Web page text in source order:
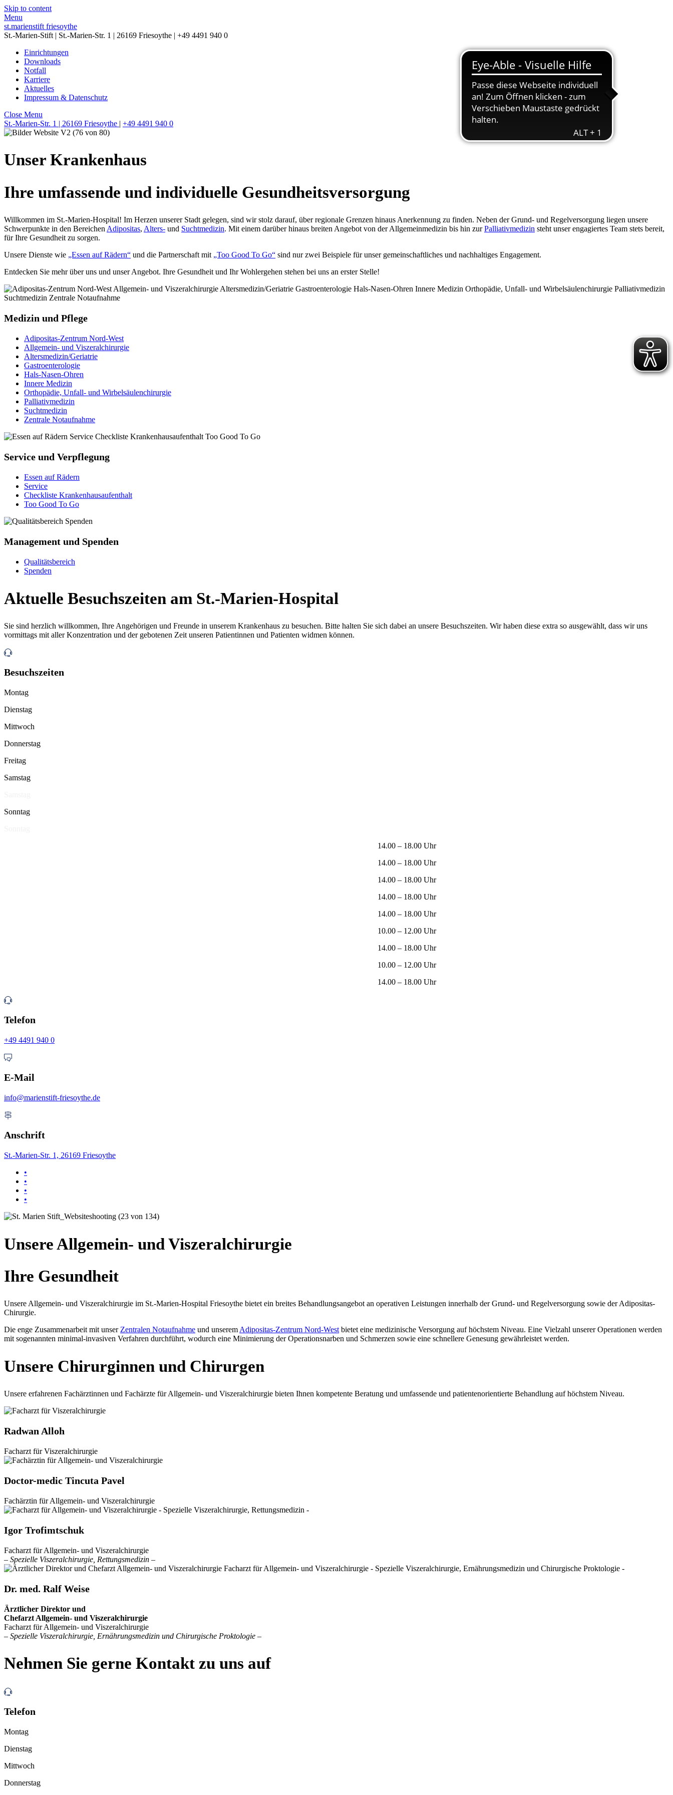
Skip to content
Menu
st.marienstift friesoythe
St.-Marien-Stift | St.-Marien-Str. 1 | 26169 Friesoythe | +49 4491 940 0
Einrichtungen
Downloads
Notfall
Karriere
Aktuelles
Impressum & Datenschutz
Close Menu
St.-Marien-Str. 1 | 26169 Friesoythe | +49 4491 940 0
Unser Krankenhaus
Ihre umfassende und individuelle Gesundheits­versorgung
Willkommen im St.-Marien-Hospital! Im Herzen unserer Stadt gelegen, sind wir stolz darauf, über regionale Grenzen hinaus Anerkennung zu finden. Neben der Grund- und Regelversorgung liegen unsere
Schwerpunkte in den Bereichen Adipositas, Alters- und Suchtmedizin. Mit einem darüber hinaus breiten Angebot von der Allgemeinmedizin bis hin zurPalliativmedizin steht unser engagiertes Team stets bereit,
für Ihre Gesundheit zu sorgen.
Unsere Dienste wie „Essen auf Rädern“ und die Partnerschaft mit „Too Good To Go“ sind nur zwei Beispiele für unser gemeinschaftliches und nachhaltiges Engagement.
Entdecken Sie mehr über uns und unser Angebot. Ihre Gesundheit und Ihr Wohlergehen stehen bei uns an erster Stelle!
Medizin und Pflege
Adipositas-Zentrum Nord-West
Allgemein- und Viszeralchirurgie
Altersmedizin/Geriatrie
Gastroenterologie
Hals-Nasen-Ohren
Innere Medizin
Orthopädie, Unfall- und Wirbelsäulenchirurgie
Palliativmedizin
Suchtmedizin
Zentrale Notaufnahme
Service und Verpflegung
Essen auf Rädern
Service
Checkliste Krankenhausaufenthalt
Too Good To Go
Management und Spenden
Qualitätsbereich
Spenden
Aktuelle Besuchszeiten am St.-Marien-Hospital
Sie sind herzlich willkommen, Ihre Angehörigen und Freunde in unserem Krankenhaus zu besuchen. Bitte halten Sie sich dabei an unsere Besuchszeiten. Wir haben diese extra so ausgewählt, dass wir uns
vormittags mit aller Konzentration und der gebotenen Zeit unseren Patientinnen und Patienten widmen können.
Besuchszeiten
Montag
Dienstag
Mittwoch
Donnerstag
Freitag
Samstag
Sonntag
14.00 – 18.00 Uhr
14.00 – 18.00 Uhr
14.00 – 18.00 Uhr
14.00 – 18.00 Uhr
14.00 – 18.00 Uhr
10.00 – 12.00 Uhr
14.00 – 18.00 Uhr
10.00 – 12.00 Uhr
14.00 – 18.00 Uhr
Telefon
+49 4491 940 0
E-Mail
info@marienstift-friesoythe.de
Anschrift
St.-Marien-Str. 1, 26169 Friesoythe
•
•
•
•
Unsere Allgemein- und Viszeral­chirurgie
Ihre Gesundheit
Unsere Allgemein- und Viszeralchirurgie im St.-Marien-Hospital Friesoythe bietet ein breites Behandlungsangebot an operativen Leistungen innerhalb der Grund- und Regelversorgung sowie der Adipositas-
Chirurgie.
Die enge Zusammenarbeit mit unser Zentralen Notaufnahme und unserem Adipositas-Zentrum Nord-West bietet eine medizinische Versorgung auf höchstem Niveau. Eine Vielzahl unserer Operationen werden
mit sogenannten minimal-invasiven Verfahren durchführt, wodurch eine Minimierung der Operationsnarben und Schmerzen sowie eine schnellere Genesung gewährleistet werden.
Unsere Chirurginnen und Chirurgen
Unsere erfahrenen Fachärztinnen und Fachärzte für Allgemein- und Viszeralchirurgie bieten Ihnen kompetente Beratung und umfassende und patientenorientierte Behandlung auf höchstem Niveau.
Radwan Alloh
Facharzt für Viszeralchirurgie
Doctor-medic Tincuta Pavel
Fachärztin für Allgemein- und Viszeralchirurgie
Igor Trofimtschuk
Facharzt für Allgemein- und Viszeralchirurgie
– Spezielle Viszeralchirurgie, Rettungsmedizin –
Dr. med. Ralf Weise
Ärztlicher Direktor und
Chefarzt Allgemein- und Viszeralchirurgie
Facharzt für Allgemein- und Viszeralchirurgie
– Spezielle Viszeralchirurgie, Ernährungsmedizin und Chirurgische Proktologie –
Nehmen Sie gerne Kontakt zu uns auf
Telefon
Montag
Dienstag
Mittwoch
Donnerstag